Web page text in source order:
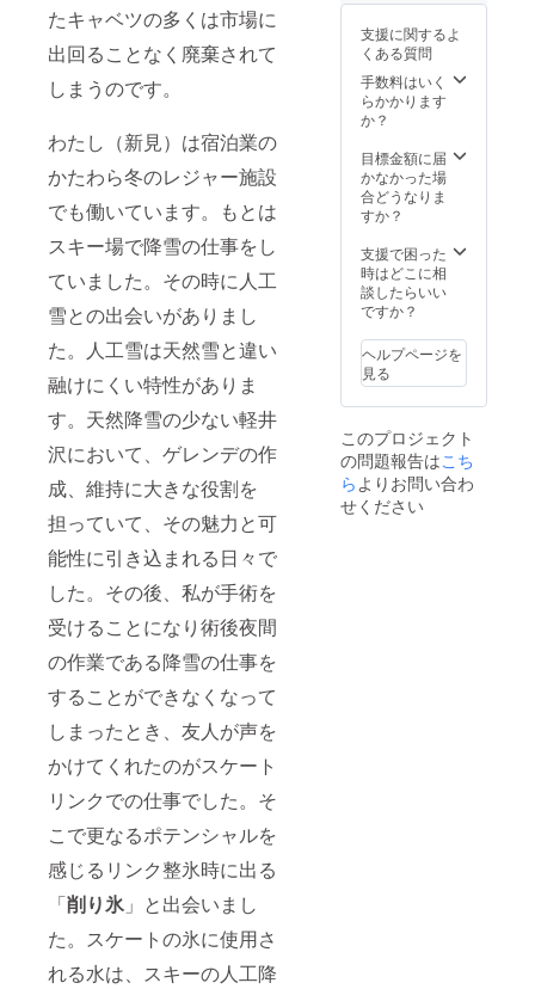
たキャベツの多くは市場に
出回ることなく廃棄されて
しまうのです。
わたし（新見）は宿泊業の
かたわら冬のレジャー施設
でも働いています。もとは
スキー場で降雪の仕事をし
ていました。その時に人工
雪との出会いがありまし
た。人工雪は天然雪と違い
融けにくい特性がありま
す。天然降雪の少ない軽井
沢において、ゲレンデの作
成、維持に大きな役割を
担っていて、その魅力と可
能性に引き込まれる日々で
した。その後、私が手術を
受けることになり術後夜間
の作業である降雪の仕事を
することができなくなって
しまったとき、友人が声を
かけてくれたのがスケート
リンクでの仕事でした。そ
こで更なるポテンシャルを
感じるリンク整氷時に出る
「削り氷 」と出会いまし
た。スケートの氷に使用さ
れる水は、スキーの人工降
支援に関するよ
くある質問
手数料はいく
らかかります
か？
目標金額に届
かなかった場
合どうなりま
すか？
支援で困った
時はどこに相
談したらいい
ですか？
ヘルプページを
見る
このプロジェクト
の問題報告はこち
ら よりお問い合わ
せください